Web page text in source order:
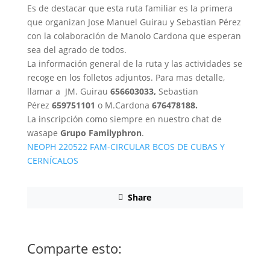
Es de destacar que esta ruta familiar es la primera
que organizan Jose Manuel Guirau y Sebastian Pérez
con la colaboración de Manolo Cardona que esperan
sea del agrado de todos.
La información general de la ruta y las actividades se
recoge en los folletos adjuntos. Para mas detalle,
llamar a JM. Guirau 656603033, Sebastian
Pérez 659751101 o M.Cardona 676478188.
La inscripción como siempre en nuestro chat de
wasape Grupo Familyphron.
NEOPH 220522 FAM-CIRCULAR BCOS DE CUBAS Y
CERNÍCALOS
Share
Comparte esto: